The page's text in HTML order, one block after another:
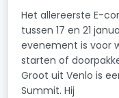
Het allereerste E-
tussen 17 en 21
evenement is voor
starten of
Groot uit Venlo is
Summit. Hij